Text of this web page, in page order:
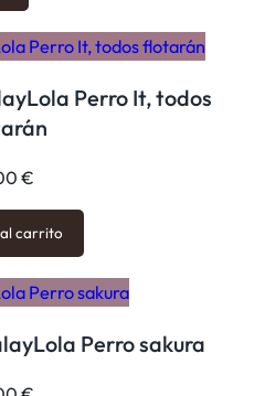
Perro It, todos
€
carrito
Perro sakura